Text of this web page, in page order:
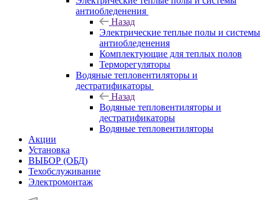
антиобледенения
Назад
Электрические теплые полы и системы
антиобледенения
Комплектующие для теплых полов
Терморегуляторы
Водяные тепловентиляторы и
дестратификаторы
Назад
Водяные тепловентиляторы и
дестратификаторы
Водяные тепловентиляторы
Акции
Установка
ВЫБОР (ОБД)
Техобслуживание
Электромонтаж